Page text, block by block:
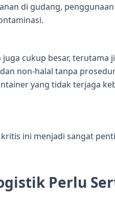
di gudang,
cukup besar, terutama
non-halal tanpa
yang tidak terjaga
ini menjadi sangat
Perlu